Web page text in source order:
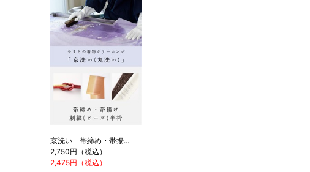
京洗い 帯締め・帯揚...
2,750円（税込）
2,475円（税込）